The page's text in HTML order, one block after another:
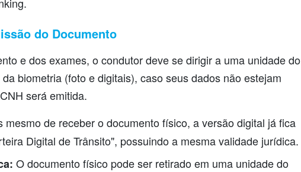
do Documento
e dos exames, o condutor deve se dirigir a uma unidade do
biometria (foto e digitais), caso seus dados não estejam
será emitida.
mesmo de receber o documento físico, a versão digital já fica
Digital de Trânsito", possuindo a mesma validade jurídica.
O documento físico pode ser retirado em uma unidade do